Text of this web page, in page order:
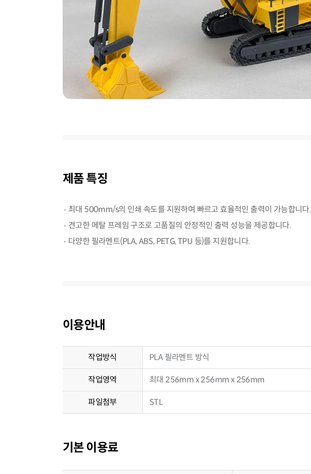
제품 특징
최대 500mm/s의 인쇄 속도를 지원하여 빠르고 효율적인 출력이 가능합니다.
견고한 메탈 프레임 구조로 고품질의 안정적인 출력 성능을 제공합니다.
다양한 필라멘트(PLA, ABS, PETG, TPU 등)를 지원합니다.
이용안내
작업방식 PLA 필라멘트 방식
작업영역 최대 256mm x 256mm x 256mm
파일첨부 STL
기본 이용료